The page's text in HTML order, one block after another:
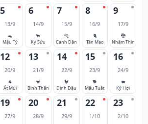
5
13/9
🐀
Mậu Tý
6
14/9
🐂
Kỷ Sửu
7
15/9
🐅
Canh Dần
8
16/9
🐈
Tân Mão
9
17/9
🐉
Nhâm Thìn
12
20/9
🐐
Ất Mùi
13
21/9
🐒
Bính Thân
14
22/9
🐓
Đinh Dậu
15
23/9
🐕
Mậu Tuất
16
24/9
🐖
Kỷ Hợi
19
27/9
20
28/9
21
29/9
22
1/10
23
2/10